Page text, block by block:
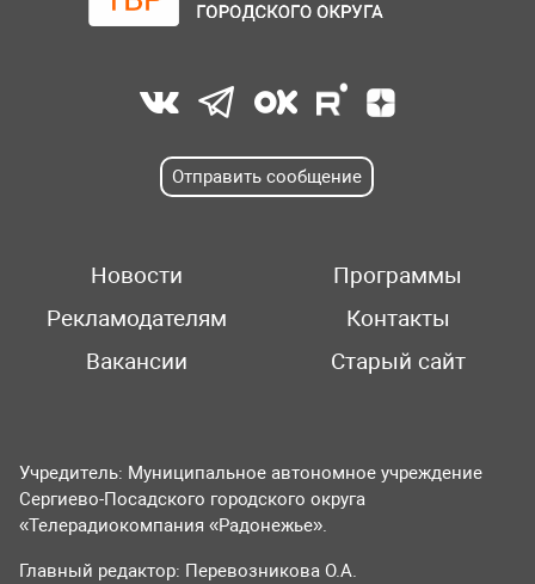
Отправить сообщение
Новости
Программы
Рекламодателям
Контакты
Вакансии
Старый сайт
Учредитель: Муниципальное автономное учреждение
Сергиево-Посадского городского округа
«Телерадиокомпания «Радонежье».
Главный редактор: Перевозникова О.А.